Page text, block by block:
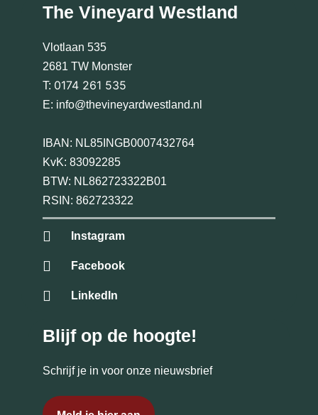
The Vineyard Westland
Vlotlaan 535
2681 TW Monster
T: 0174 261 535
E: info@thevineyardwestland.nl
IBAN: NL85INGB0007432764
KvK: 83092285
BTW: NL862723322B01
RSIN: 862723322
Instagram
Facebook
LinkedIn
Blijf op de hoogte!
Schrijf je in voor onze nieuwsbrief